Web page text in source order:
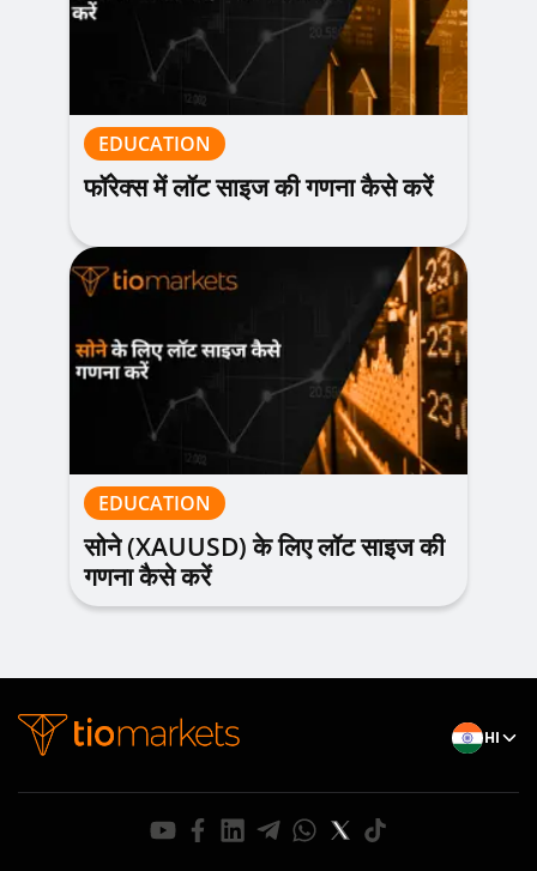
EDUCATION
फॉरेक्स में लॉट साइज की गणना कैसे करें
EDUCATION
सोने (XAUUSD) के लिए लॉट साइज की
गणना कैसे करें
HI